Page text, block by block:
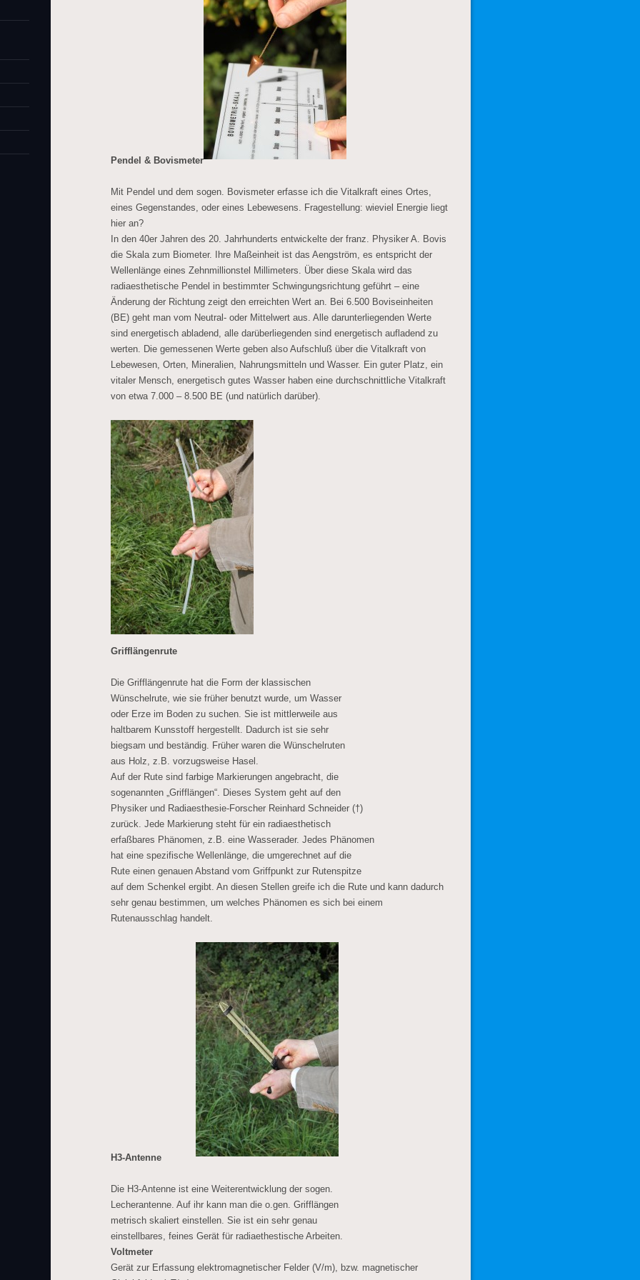
Pendel & Bovismeter
Mit Pendel und dem sogen. Bovismeter erfasse ich die Vitalkraft eines Ortes,
eines Gegenstandes, oder eines Lebewesens. Fragestellung: wieviel Energie liegt
hier an?
In den 40er Jahren des 20. Jahrhunderts entwickelte der franz. Physiker A. Bovis
die Skala zum Biometer. Ihre Maßeinheit ist das Aengström, es entspricht der
Wellenlänge eines Zehnmillionstel Millimeters. Über diese Skala wird das
radiaesthetische Pendel in bestimmter Schwingungsrichtung geführt – eine
Änderung der Richtung zeigt den erreichten Wert an. Bei 6.500 Boviseinheiten
(BE) geht man vom Neutral- oder Mittelwert aus. Alle darunterliegenden Werte
sind energetisch abladend, alle darüberliegenden sind energetisch aufladend zu
werten. Die gemessenen Werte geben also Aufschluß über die Vitalkraft von
Lebewesen, Orten, Mineralien, Nahrungsmitteln und Wasser. Ein guter Platz, ein
vitaler Mensch, energetisch gutes Wasser haben eine durchschnittliche Vitalkraft
von etwa 7.000 – 8.500 BE (und natürlich darüber).
Grifflängenrute
Die Grifflängenrute hat die Form der klassischen
Wünschelrute, wie sie früher benutzt wurde, um Wasser
oder Erze im Boden zu suchen. Sie ist mittlerweile aus
haltbarem Kunsstoff hergestellt. Dadurch ist sie sehr
biegsam und beständig. Früher waren die Wünschelruten
aus Holz, z.B. vorzugsweise Hasel.
Auf der Rute sind farbige Markierungen angebracht, die
sogenannten „Grifflängen“. Dieses System geht auf den
Physiker und Radiaesthesie-Forscher Reinhard Schneider (†)
zurück. Jede Markierung steht für ein radiaesthetisch
erfaßbares Phänomen, z.B. eine Wasserader. Jedes Phänomen
hat eine spezifische Wellenlänge, die umgerechnet auf die
Rute einen genauen Abstand vom Griffpunkt zur Rutenspitze
auf dem Schenkel ergibt. An diesen Stellen greife ich die Rute und kann dadurch
sehr genau bestimmen, um welches Phänomen es sich bei einem
Rutenausschlag handelt.
H3-Antenne
Die H3-Antenne ist eine Weiterentwicklung der sogen.
Lecherantenne. Auf ihr kann man die o.gen. Grifflängen
metrisch skaliert einstellen. Sie ist ein sehr genau
einstellbares, feines Gerät für radiaethestische Arbeiten.
Voltmeter
Gerät zur Erfassung elektromagnetischer Felder (V/m), bzw. magnetischer